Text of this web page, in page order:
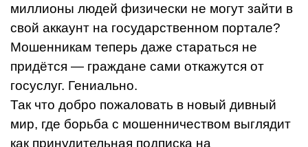
миллионы людей физически не могут зайти в
свой аккаунт на государственном портале?
Мошенникам теперь даже стараться не
придётся — граждане сами откажутся от
госуслуг. Гениально.
Так что добро пожаловать в новый дивный
мир, где борьба с мошенничеством выглядит
как принудительная подписка на